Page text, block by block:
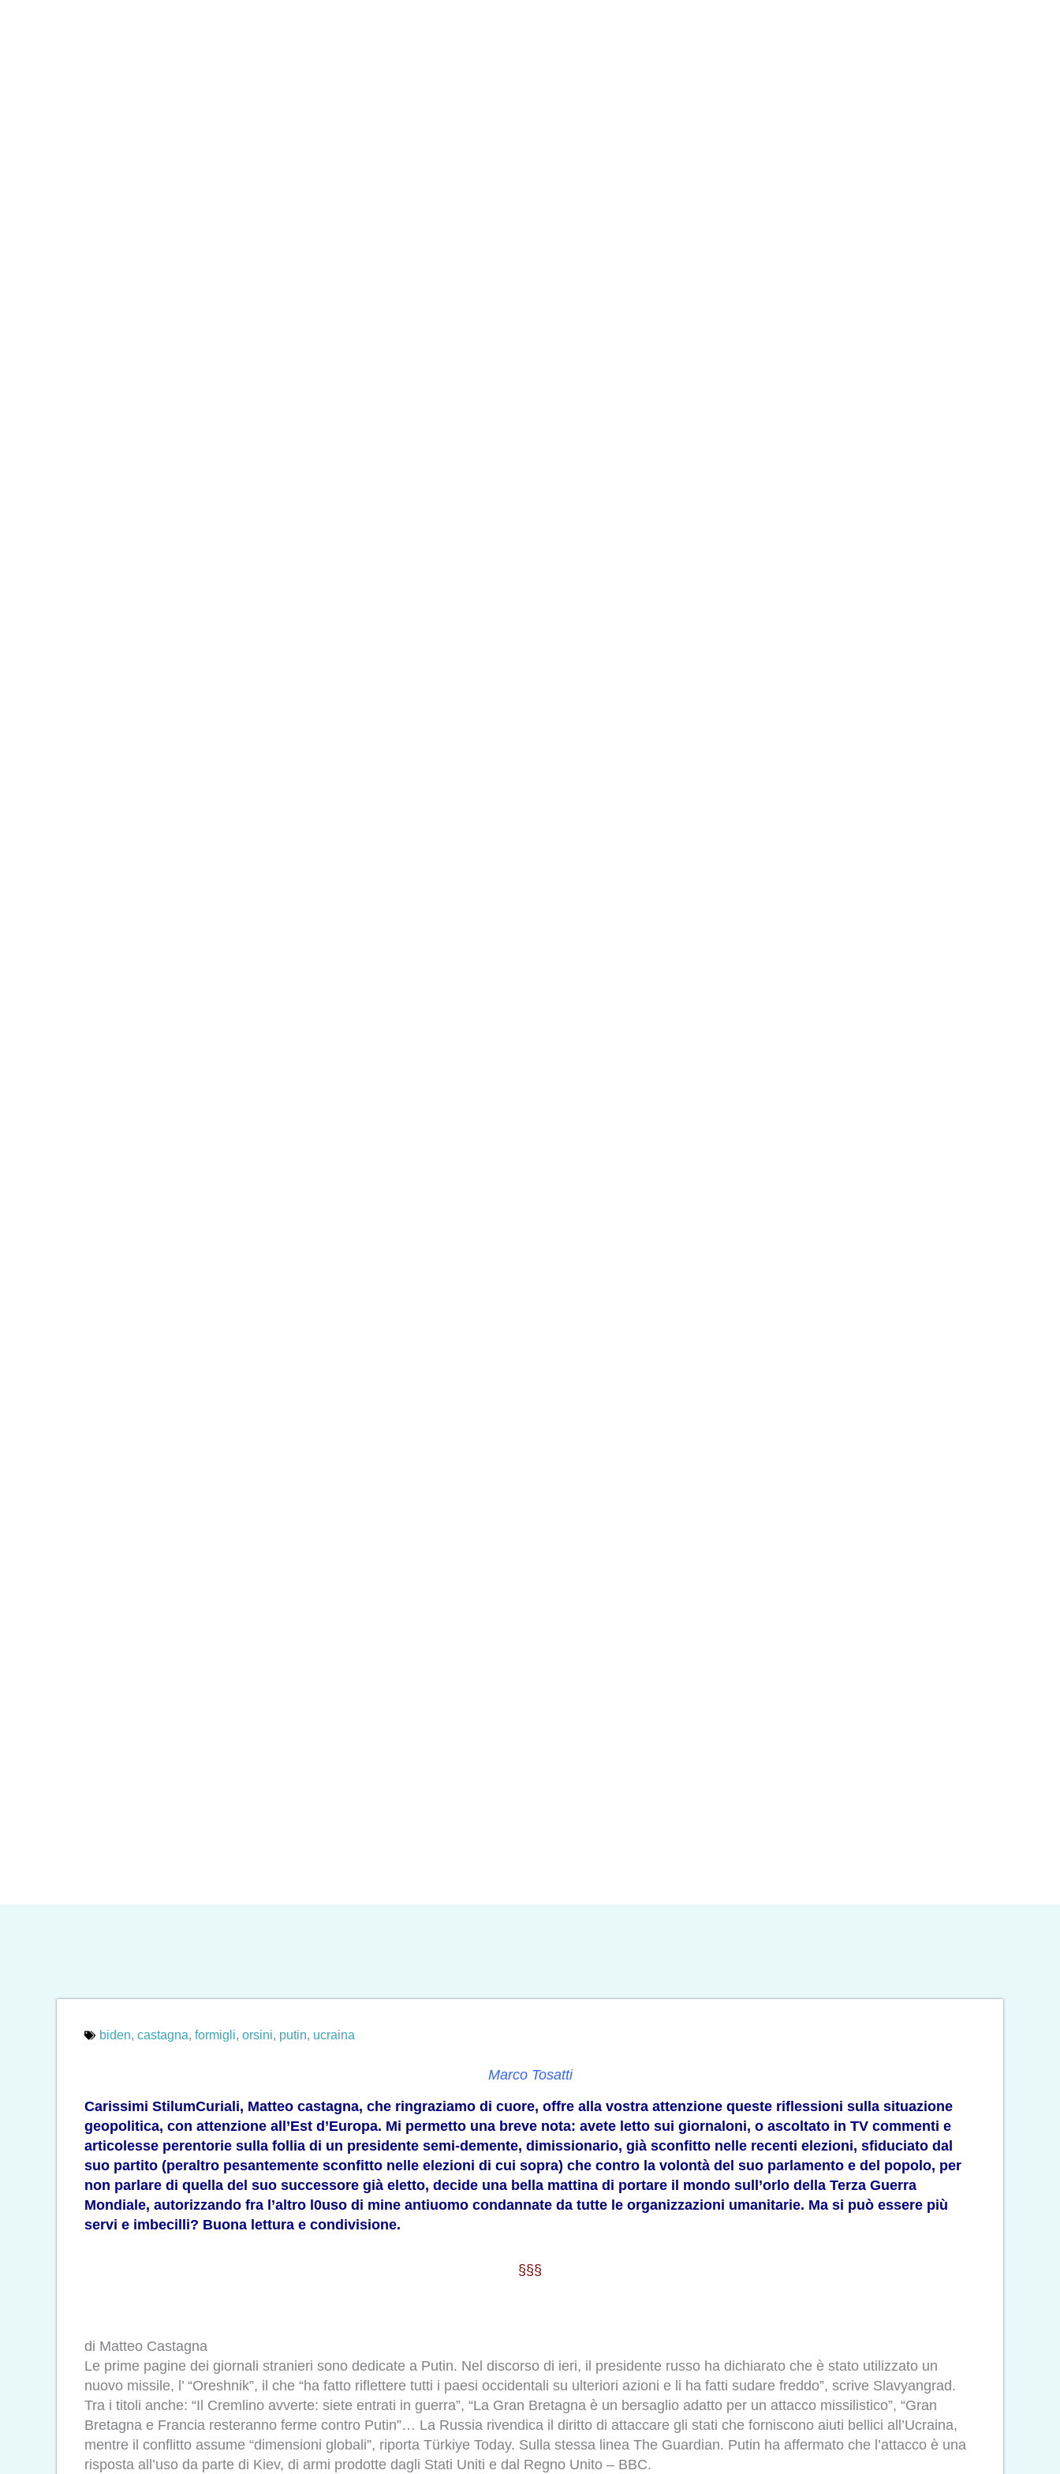
biden, castagna, formigli, orsini, putin, ucraina
Marco Tosatti
Carissimi StilumCuriali, Matteo castagna, che ringraziamo di cuore, offre alla vostra attenzione queste riflessioni sulla situazione
geopolitica, con attenzione all’Est d’Europa. Mi permetto una breve nota: avete letto sui giornaloni, o ascoltato in TV commenti e
articolesse perentorie sulla follia di un presidente semi-demente, dimissionario, già sconfitto nelle recenti elezioni, sfiduciato dal
suo partito (peraltro pesantemente sconfitto nelle elezioni di cui sopra) che contro la volontà del suo parlamento e del popolo, per
non parlare di quella del suo successore già eletto, decide una bella mattina di portare il mondo sull’orlo della Terza Guerra
Mondiale, autorizzando fra l’altro l0uso di mine antiuomo condannate da tutte le organizzazioni umanitarie. Ma si può essere più
servi e imbecilli? Buona lettura e condivisione.
§§§
di Matteo Castagna
Le prime pagine dei giornali stranieri sono dedicate a Putin. Nel discorso di ieri, il presidente russo ha dichiarato che è stato utilizzato un
nuovo missile, l’ “Oreshnik”, il che “ha fatto riflettere tutti i paesi occidentali su ulteriori azioni e li ha fatti sudare freddo”, scrive Slavyangrad.
Tra i titoli anche: “Il Cremlino avverte: siete entrati in guerra”, “La Gran Bretagna è un bersaglio adatto per un attacco missilistico”, “Gran
Bretagna e Francia resteranno ferme contro Putin”… La Russia rivendica il diritto di attaccare gli stati che forniscono aiuti bellici all’Ucraina,
mentre il conflitto assume “dimensioni globali”, riporta Türkiye Today. Sulla stessa linea The Guardian. Putin ha affermato che l’attacco è una
risposta all’uso da parte di Kiev, di armi prodotte dagli Stati Uniti e dal Regno Unito – BBC.